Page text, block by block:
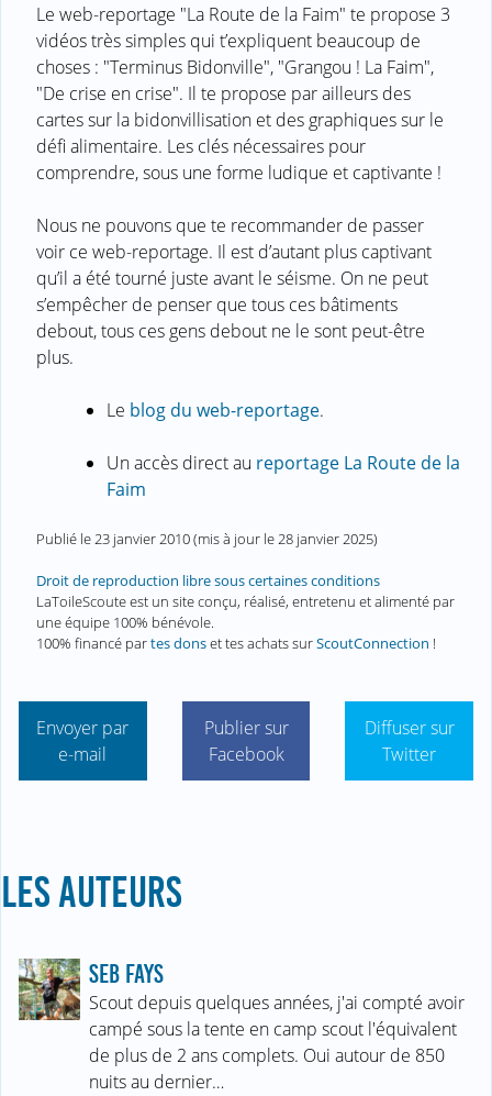
Le web-reportage "La Route de la Faim" te propose 3
vidéos très simples qui t’expliquent beaucoup de
choses : "Terminus Bidonville", "Grangou ! La Faim",
"De crise en crise". Il te propose par ailleurs des
cartes sur la bidonvillisation et des graphiques sur le
défi alimentaire. Les clés nécessaires pour
comprendre, sous une forme ludique et captivante !
Nous ne pouvons que te recommander de passer
voir ce web-reportage. Il est d’autant plus captivant
qu’il a été tourné juste avant le séisme. On ne peut
s’empêcher de penser que tous ces bâtiments
debout, tous ces gens debout ne le sont peut-être
plus.
Le blog du web-reportage.
Un accès direct au reportage La Route de la
Faim
Publié le23 janvier 2010(mis à jour le28 janvier 2025)
Droit de reproduction libre sous certaines conditions
LaToileScoute est un site conçu, réalisé, entretenu et alimenté par
une équipe 100% bénévole.
100% financé partes donset tes achats surScoutConnection !
Envoyer par
e-mail
Publier sur
Facebook
Diffuser sur
Twitter
LES AUTEURS
SEB FAYS
Scout depuis quelques années, j'ai compté avoir
campé sous la tente en camp scout l'équivalent
de plus de 2 ans complets. Oui autour de 850
nuits au dernier…